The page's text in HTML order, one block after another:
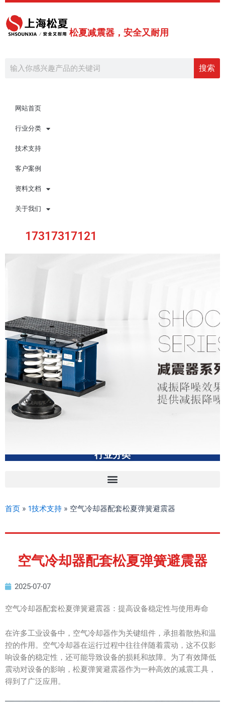
跳
内
松夏减震器，安全又耐用
搜索
网站首页
行业分类
技术支持
客户案例
资料文档
关于我们
17317317121
行业分类
首页 » 1技术支持 » 空气冷却器配套松夏弹簧避震器
空气冷却器配套松夏弹簧避震器
2025-07-07
空气冷却器配套松夏弹簧避震器：提高设备稳定性与使用寿命
在许多工业设备中，空气冷却器作为关键组件，承担着散热和温
控的作用。空气冷却器在运行过程中往往伴随着震动，这不仅影
响设备的稳定性，还可能导致设备的损耗和故障。为了有效降低
震动对设备的影响，松夏弹簧避震器作为一种高效的减震工具，
得到了广泛应用。